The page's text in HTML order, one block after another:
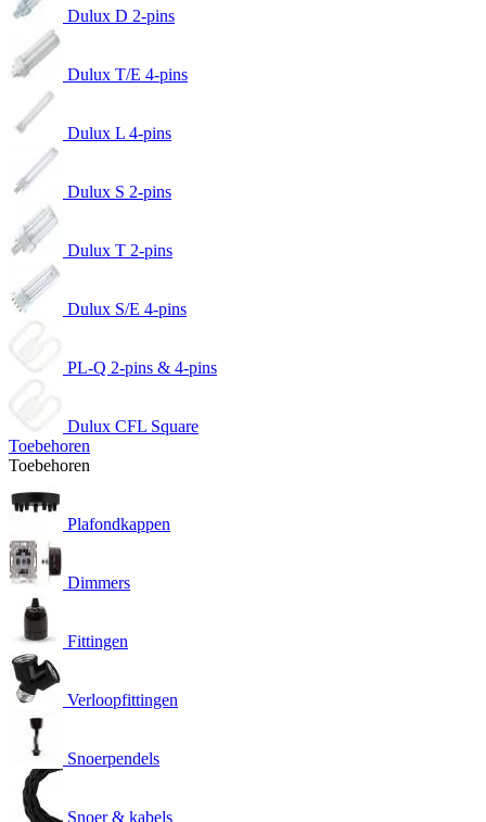
Dulux D 2-pins
Dulux T/E 4-pins
Dulux L 4-pins
Dulux S 2-pins
Dulux T 2-pins
Dulux S/E 4-pins
PL-Q 2-pins & 4-pins
Dulux CFL Square
Toebehoren
Toebehoren
Plafondkappen
Dimmers
Fittingen
Verloopfittingen
Snoerpendels
Snoer & kabels